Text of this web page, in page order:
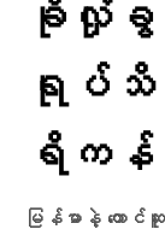
ခိုလှုံ
ရုပ်သိမ်
ရိကန်
မြန်မာနဲ့ တေ